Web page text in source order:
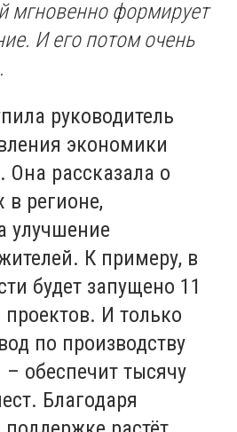
мгновенно формирует
И его потом очень
руководитель
экономики
Она рассказала о
в регионе,
улучшение
К примеру, в
будет запущено 11
И только
по производству
обеспечит тысячу
Благодаря